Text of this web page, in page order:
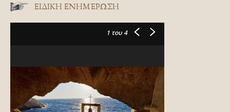
ΕΙΔΙΚΉ ΕΝΗΜΈΡΩΣΗ
1 του 4